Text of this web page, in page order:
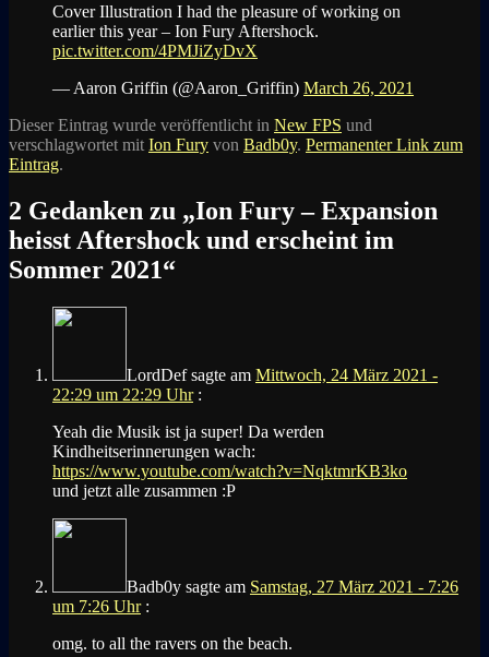
Cover Illustration I had the pleasure of working on
earlier this year – Ion Fury Aftershock.
pic.twitter.com/4PMJiZyDvX
— Aaron Griffin (@Aaron_Griffin) March 26, 2021
Dieser Eintrag wurde veröffentlicht in New FPS und
verschlagwortet mit Ion Fury von Badb0y. Permanenter Link zum
Eintrag.
2 Gedanken zu „Ion Fury – Expansion
heisst Aftershock und erscheint im
Sommer 2021“
LordDefsagte am Mittwoch, 24 März 2021 -
22:29 um 22:29 Uhr :
Yeah die Musik ist ja super! Da werden
Kindheitserinnerungen wach:
https://www.youtube.com/watch?v=NqktmrKB3ko
und jetzt alle zusammen :P
Badb0y sagte am Samstag, 27 März 2021 - 7:26
um 7:26 Uhr :
omg. to all the ravers on the beach.